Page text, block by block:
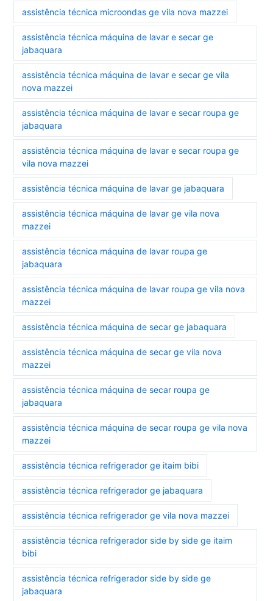
assistência técnica microondas ge vila nova mazzei
assistência técnica máquina de lavar e secar ge
jabaquara
assistência técnica máquina de lavar e secar ge vila
nova mazzei
assistência técnica máquina de lavar e secar roupa ge
jabaquara
assistência técnica máquina de lavar e secar roupa ge
vila nova mazzei
assistência técnica máquina de lavar ge jabaquara
assistência técnica máquina de lavar ge vila nova
mazzei
assistência técnica máquina de lavar roupa ge
jabaquara
assistência técnica máquina de lavar roupa ge vila nova
mazzei
assistência técnica máquina de secar ge jabaquara
assistência técnica máquina de secar ge vila nova
mazzei
assistência técnica máquina de secar roupa ge
jabaquara
assistência técnica máquina de secar roupa ge vila nova
mazzei
assistência técnica refrigerador ge itaim bibi
assistência técnica refrigerador ge jabaquara
assistência técnica refrigerador ge vila nova mazzei
assistência técnica refrigerador side by side ge itaim
bibi
assistência técnica refrigerador side by side ge
jabaquara